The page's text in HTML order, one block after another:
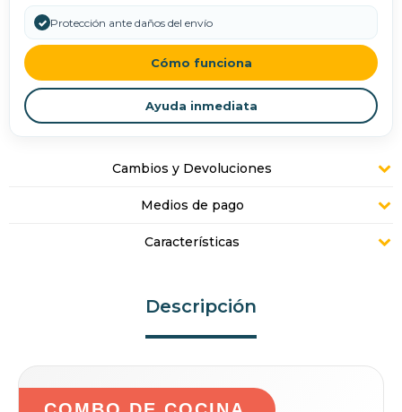
✓ Protección ante daños del envío
Cómo funciona
Ayuda inmediata
Cambios y Devoluciones
Medios de pago
Características
Descripción